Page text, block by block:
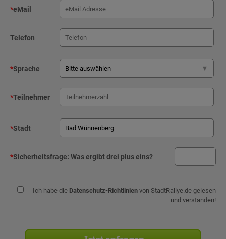
*eMail
Telefon
*Sprache
*Teilnehmer
*Stadt
*Sicherheitsfrage: Was ergibt drei plus eins?
Ich habe die Datenschutz-Richtlinien von StadtRallye.de gelesen
und verstanden!